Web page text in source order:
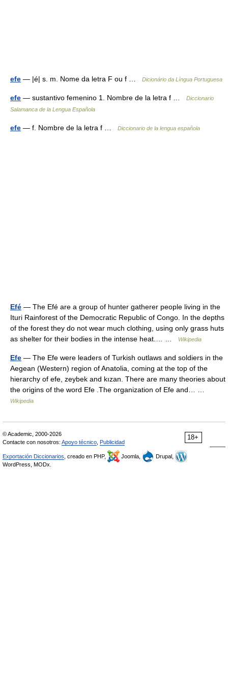
efe — |é| s. m. Nome da letra F ou f … Dicionário da Língua Portuguesa
efe — sustantivo femenino 1. Nombre de la letra f …
Diccionario
Salamanca de la Lengua Española
efe — f. Nombre de la letra f … Diccionario de la lengua española
Efé — The Efé are a group of hunter gatherer people living in the
Ituri Rainforest of the Democratic Republic of Congo. In the depths
of the forest they do not wear much clothing, using only grass huts
as shelter for their bodies in the intense heat.… …
Wikipedia
Efe — The Efe were leaders of Turkish outlaws and soldiers in the
Aegean (Western) region of Anatolia, coming at the top of the
hierarchy of efe, zeybek and kızan. There are many theories about
the origins of the word Efe .The organization of Efe and… …
Wikipedia
18+
© Academic, 2000-2026
Contacte con nosotros: Apoyo técnico Publicidad
Exportación Diccionarios , creado en PHP, Joomla,
Drupal,
WordPress, MODx.